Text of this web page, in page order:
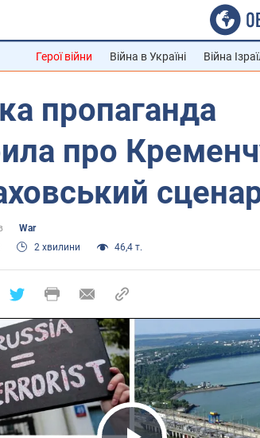
Герої війни Війна в Україні Війна
пропаганда
про
War
2 хвилини 46,4 т.